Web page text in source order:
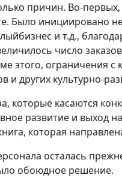
причин. Во-
Было инициировано
и т.д.,
число
этого, ограничения
и других культурно-
которые касаются
развитие и выход
которая
осталась
обоюдное решение.